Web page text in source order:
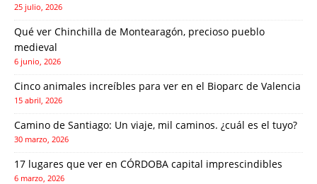
25 julio, 2026
Qué ver Chinchilla de Montearagón, precioso pueblo
medieval
6 junio, 2026
Cinco animales increíbles para ver en el Bioparc de Valencia
15 abril, 2026
Camino de Santiago: Un viaje, mil caminos. ¿cuál es el tuyo?
30 marzo, 2026
17 lugares que ver en CÓRDOBA capital imprescindibles
6 marzo, 2026